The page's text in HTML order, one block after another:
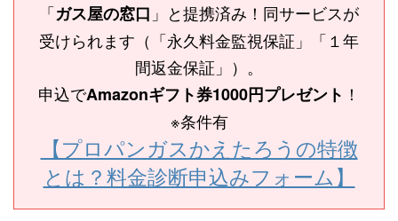
「ガス屋の窓口 」と提携済み！同サービスが
受けられます（「永久料金監視保証」「１年
間返金保証」）。
申込でAmazonギフト券1000円プレゼント ！
※条件有
【プロパンガスかえたろうの特徴
とは？料金診断申込みフォーム】